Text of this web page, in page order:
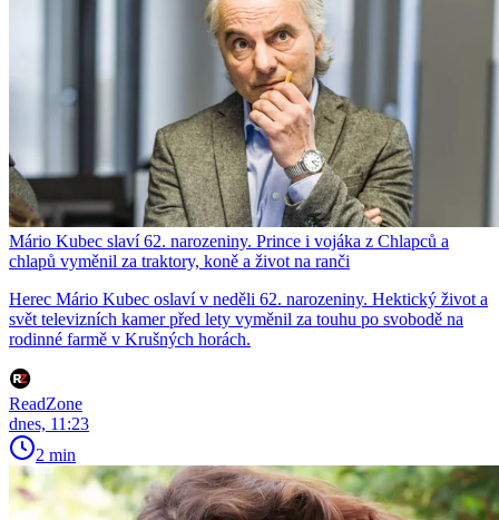
Mário Kubec slaví 62. narozeniny. Prince i vojáka z Chlapců a
chlapů vyměnil za traktory, koně a život na ranči
Herec Mário Kubec oslaví v neděli 62. narozeniny. Hektický život a
svět televizních kamer před lety vyměnil za touhu po svobodě na
rodinné farmě v Krušných horách.
ReadZone
dnes, 11:23
2 min